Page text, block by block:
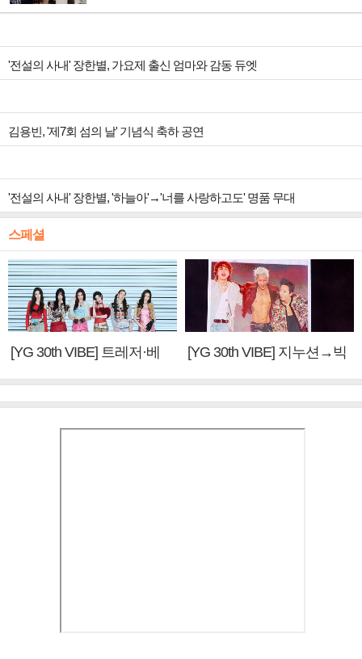
울의 맛
'전설의 사내' 장한별, 가요제 출신 엄마와 감동 듀엣
김용빈, '제7회 섬의 날' 기념식 축하 공연
'전설의 사내' 장한별, '하늘아'→'너를 사랑하고도' 명품 무대
스페셜
[YG 30th VIBE] 트레저·베
[YG 30th VIBE] 지누션→빅